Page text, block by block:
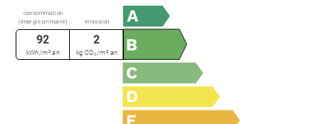
consommation
(énergie primaire)
émission
92
kWh/m².an
2
kg CO₂/m².an